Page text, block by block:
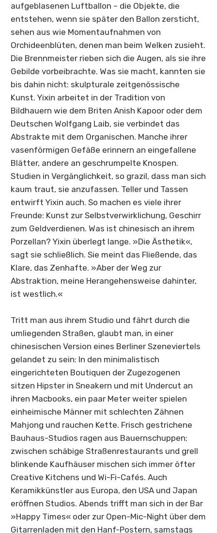
aufgeblasenen Luftballon – die Objekte, die
entstehen, wenn sie später den Ballon zersticht,
sehen aus wie Momentaufnahmen von
Orchideenblüten, denen man beim Welken zusieht.
Die Brennmeister rieben sich die Augen, als sie ihre
Gebilde vorbeibrachte. Was sie macht, kannten sie
bis dahin nicht: skulpturale zeitgenössische
Kunst. Yixin arbeitet in der Tradition von
Bildhauern wie dem Briten Anish Kapoor oder dem
Deutschen Wolfgang Laib, sie verbindet das
Abstrakte mit dem Organischen. Manche ihrer
vasenförmigen Gefäße erinnern an eingefallene
Blätter, andere an geschrumpelte Knospen.
Studien in Vergänglichkeit, so grazil, dass man sich
kaum traut, sie anzufassen. Teller und Tassen
entwirft Yixin auch. So machen es viele ihrer
Freunde: Kunst zur Selbstverwirklichung, Geschirr
zum Geldverdienen. Was ist chinesisch an ihrem
Porzellan? Yixin überlegt lange. »Die Ästhetik«,
sagt sie schließlich. Sie meint das Fließende, das
Klare, das Zenhafte. »Aber der Weg zur
Abstraktion, meine Herangehensweise dahinter,
ist westlich.«
Tritt man aus ihrem Studio und fährt durch die
umliegenden Straßen, glaubt man, in einer
chinesischen Version eines Berliner Szeneviertels
gelandet zu sein: In den minimalistisch
eingerichteten Boutiquen der Zugezogenen
sitzen Hipster in Sneakern und mit Undercut an
ihren Macbooks, ein paar Meter weiter spielen
einheimische Männer mit schlechten Zähnen
Mahjong und rauchen Kette. Frisch gestrichene
Bauhaus-Studios ragen aus Bauernschuppen;
zwischen schäbige Straßenrestaurants und grell
blinkende Kaufhäuser mischen sich immer öfter
Creative Kitchens und Wi-Fi-Cafés. Auch
Keramikkünstler aus Europa, den USA und Japan
eröffnen Studios. Abends trifft man sich in der Bar
»Happy Times« oder zur Open-Mic-Night über dem
Gitarrenladen mit den Hanf-Postern, samstags